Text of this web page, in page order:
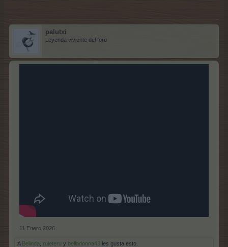
palutxi
Leyenda viviente del foro
11 Enero 2026
A Belinda ruleteru y belladonna43 les gusta esto.